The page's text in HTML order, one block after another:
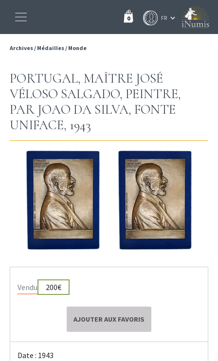
0
Archives/ Médailles/ Monde
PORTUGAL, MAÎTRE JOSÉ
VÉLOSO SALGADO, PEINTRE,
PAR JOAO DA SILVA, FONTE
UNIFACE, 1943
Vendu 200€
AJOUTER AUX FAVORIS
Date : 1943